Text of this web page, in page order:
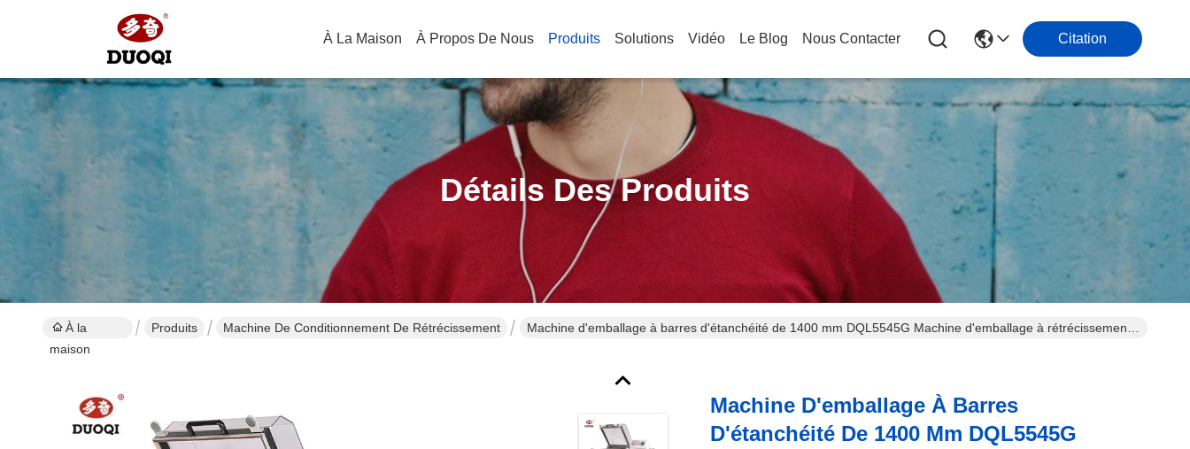
À La Maison À Propos De Nous Produits Solutions Vidéo Le Blog Nous Contacter Citation
Détails Des Produits
À la
maison
Produits Machine De Conditionnement De Rétrécissement
Machine d'emballage à barres d'étanchéité de 1400 mm DQL5545G Machine d'emballage à rétrécissement
Machine D'emballage À Barres
D'étanchéité De 1400 Mm DQL5545G